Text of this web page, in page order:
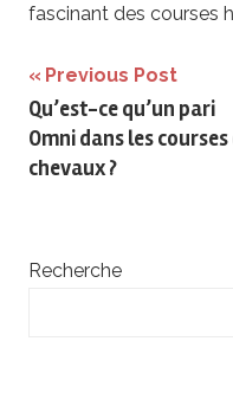
fascinant des courses
Navigation
de
l’article
Previous Post
Qu’est-ce qu’un pari
Omni dans les courses
chevaux ?
Recherche